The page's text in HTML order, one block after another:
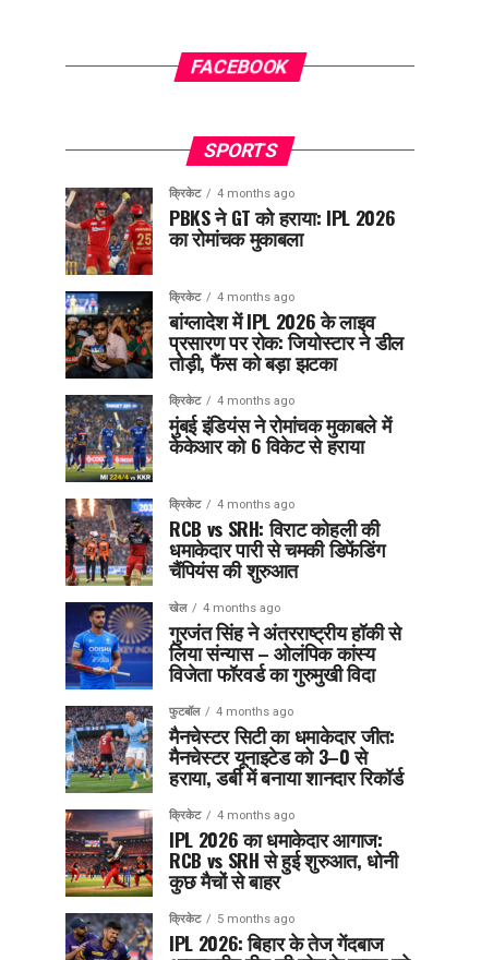
FACEBOOK
SPORTS
क्रिकेट 4 months ago
PBKS ने GT को हराया: IPL 2026
का रोमांचक मुकाबला
क्रिकेट 4 months ago
बांग्लादेश में IPL 2026 के लाइव
प्रसारण पर रोक: जियोस्टार ने डील
तोड़ी, फैंस को बड़ा झटका
क्रिकेट 4 months ago
मुंबई इंडियंस ने रोमांचक मुकाबले में
केकेआर को 6 विकेट से हराया
क्रिकेट 4 months ago
RCB vs SRH: विराट कोहली की
धमाकेदार पारी से चमकी डिफेंडिंग
चैंपियंस की शुरुआत
खेल 4 months ago
गुरजंत सिंह ने अंतरराष्ट्रीय हॉकी से
लिया संन्यास – ओलंपिक कांस्य
विजेता फॉरवर्ड का गुरुमुखी विदा
फुटबॉल 4 months ago
मैनचेस्टर सिटी का धमाकेदार जीत:
मैनचेस्टर यूनाइटेड को 3–0 से
हराया, डर्बी में बनाया शानदार रिकॉर्ड
क्रिकेट 4 months ago
IPL 2026 का धमाकेदार आगाज:
RCB vs SRH से हुई शुरुआत, धोनी
कुछ मैचों से बाहर
क्रिकेट 5 months ago
IPL 2026: बिहार के तेज गेंदबाज